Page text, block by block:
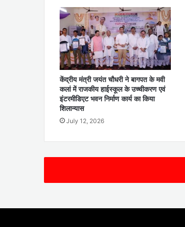
केंद्रीय मंत्री जयंत चौधरी ने बागपत के मवी
कलां में राजकीय हाईस्कूल के उच्चीकरण एवं
इंटरमीडिएट भवन निर्माण कार्य का किया
शिलान्यास
July 12, 2026